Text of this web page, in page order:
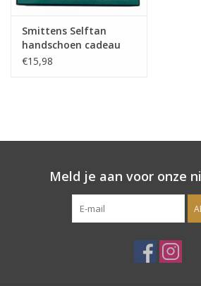
Smittens Selftan
handschoen cadeau
verpakking
€15,98
Meld je aan voor onze